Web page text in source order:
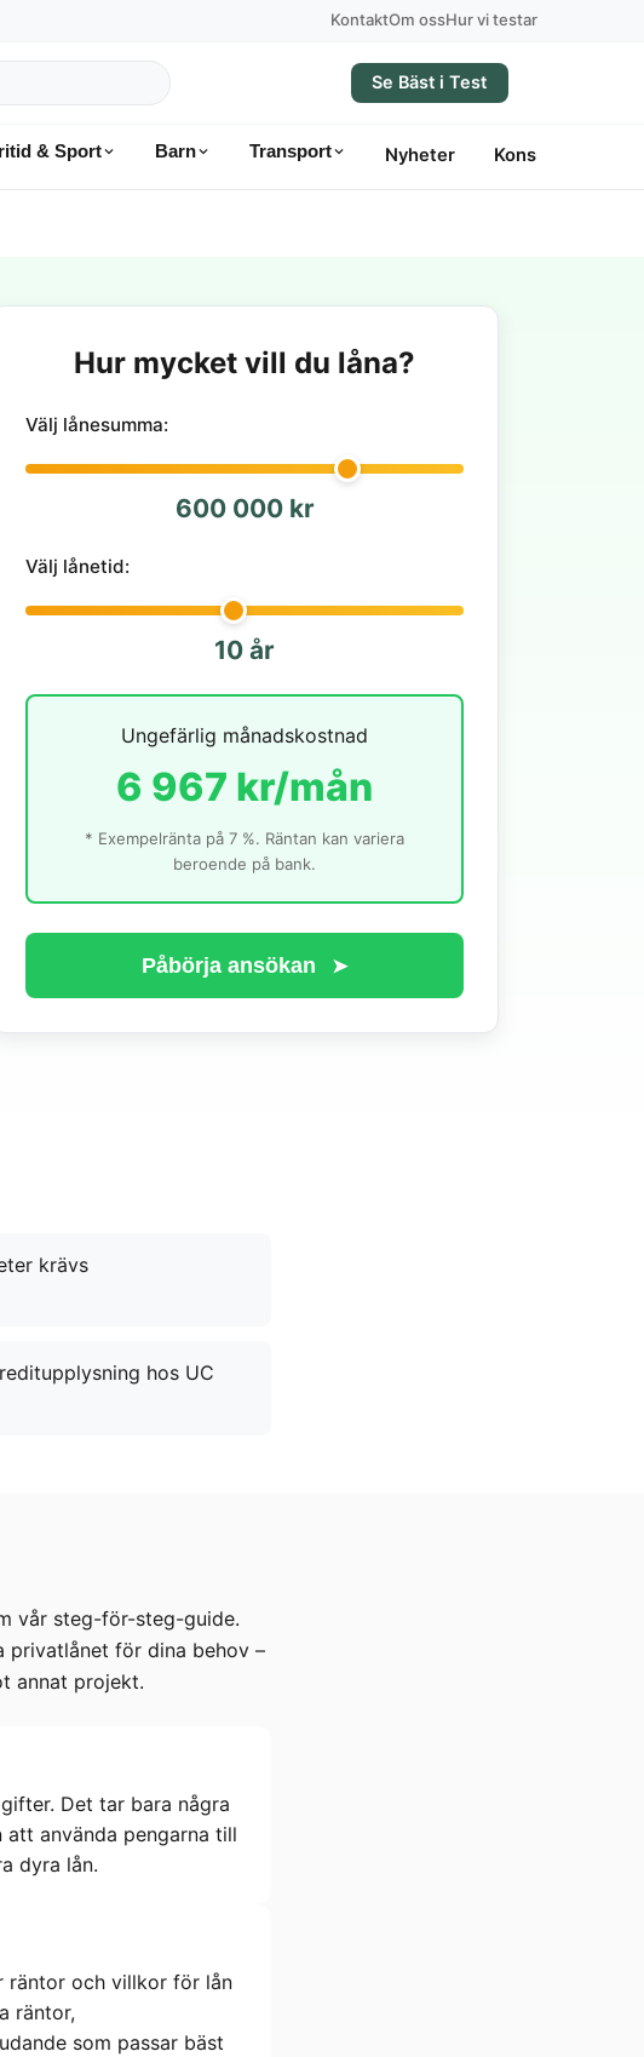
KontaktOm ossHur vi testar
Se Bäst i Test
& Sport Barn Transport Nyheter
Hur mycket vill du låna?
Välj lånesumma:
600 000 kr
Välj lånetid:
10 år
Ungefärlig månadskostnad
6 967 kr/mån
* Exempelränta på 7 %. Räntan kan variera
beroende på bank.
Påbörja ansökan ➤
krävs
hos UC
vår steg-för-steg-guide.
privatlånet för dina behov –
annat projekt.
Det tar bara några
använda pengarna till
dyra lån.
räntor och villkor för lån
räntor,
som passar bäst